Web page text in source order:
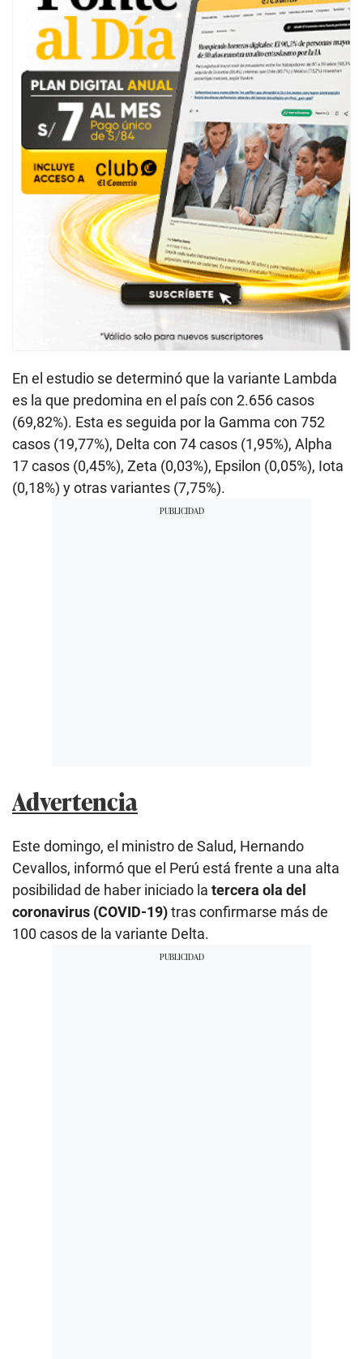
En el estudio se determinó que la variante Lambda
es la que predomina en el país con 2.656 casos
(69,82%). Esta es seguida por la Gamma con 752
casos (19,77%), Delta con 74 casos (1,95%), Alpha
17 casos (0,45%), Zeta (0,03%), Epsilon (0,05%), Iota
(0,18%) y otras variantes (7,75%).
Advertencia
Este domingo, el ministro de Salud, Hernando
Cevallos, informó que el Perú está frente a una alta
posibilidad de haber iniciado la tercera ola del
coronavirus (COVID-19)tras confirmarse más de
100 casos de la variante Delta.